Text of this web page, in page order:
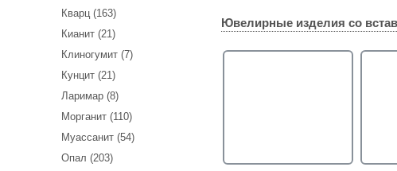
Кварц (163)
Кианит (21)
Клиногумит (7)
Кунцит (21)
Ларимар (8)
Морганит (110)
Муассанит (54)
Опал (203)
Ювелирные изделия со